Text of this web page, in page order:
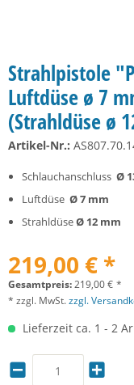
Strahlpistole
Luftdüse ø 7
(Strahldüse ø
Artikel-Nr.:
Schlauchanschluss Ø
Luftdüse Ø 7 mm
StrahldüseØ 12 mm
219,00 € *
Gesamtpreis:219,00€ *
* zzgl. MwSt.zzgl.
Lieferzeit ca. 1 - 2